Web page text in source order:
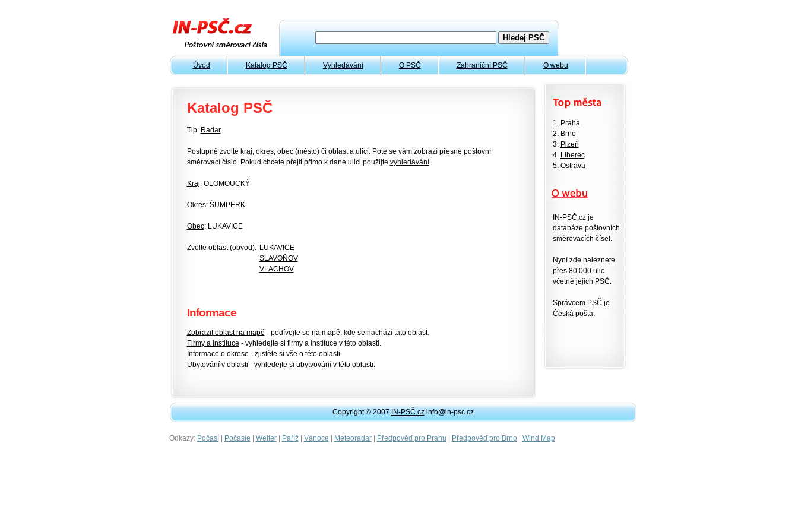
Úvod Katalog PSČ Vyhledávání O PSČ Zahraniční PSČ O webu
Katalog PSČ
Tip: Radar
Postupně zvolte kraj, okres, obec (město) či oblast a ulici. Poté se vám zobrazí přesné poštovní
směrovací číslo. Pokud chcete přejít přímo k dané ulici použijte vyhledávání.
Kraj: OLOMOUCKÝ
Okres: ŠUMPERK
Obec: LUKAVICE
Zvolte oblast (obvod): LUKAVICE
SLAVOŇOV
VLACHOV
Informace
Zobrazit oblast na mapě - podívejte se na mapě, kde se nachází tato oblast.
Firmy a instituce - vyhledejte si firmy a instituce v této oblasti.
Informace o okrese - zjistěte si vše o této oblasti.
Ubytování v oblasti - vyhledejte si ubytvování v této oblasti.
1. Praha
2. Brno
3. Plzeň
4. Liberec
5. Ostrava
IN-PSČ.cz je
databáze poštovních
směrovacích čísel.
Nyní zde naleznete
přes 80 000 ulic
včetně jejich PSČ.
Správcem PSČ je
Česká pošta.
Copyright © 2007IN-PSČ.czinfo@in-psc.cz
Odkazy: Počasí| Počasie | Wetter| Paříž| Vánoce | Meteoradar| Předpověď pro Prahu | Předpověď pro Brno| Wind Map